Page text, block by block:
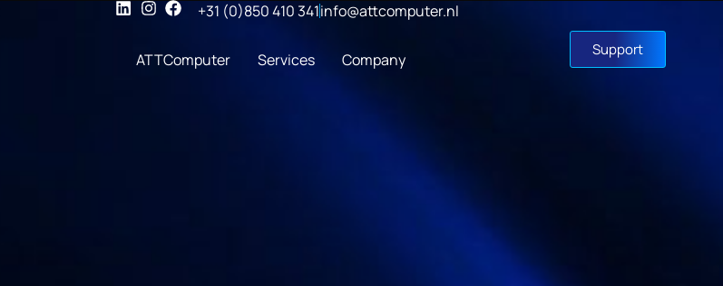
+31 (0)850 410 341info@attcomputer.nl
ATTComputer Services Company
Support